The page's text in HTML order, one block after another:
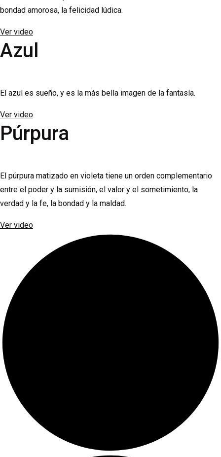
bondad amorosa, la felicidad lúdica.
Ver video
Azul
El azul es sueño, y es la más bella imagen de la fantasía.
Ver video
Púrpura
El púrpura matizado en violeta tiene un orden complementario
entre el poder y la sumisión, el valor y el sometimiento, la
verdad y la fe, la bondad y la maldad.
Ver video